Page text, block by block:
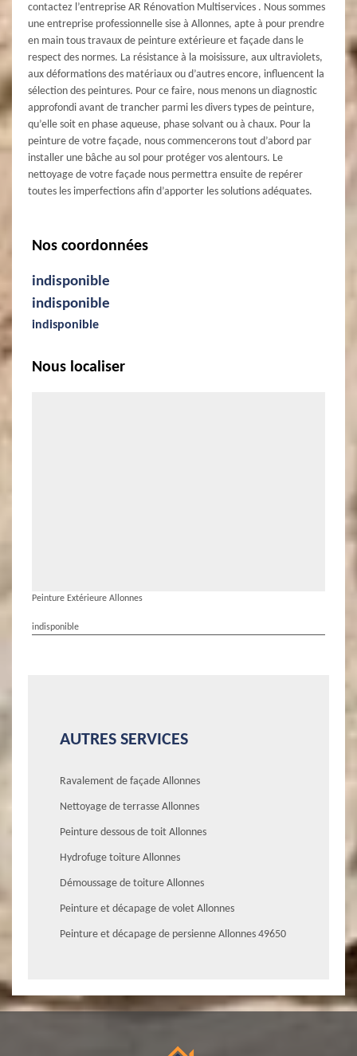
contactez l’entreprise AR Rénovation Multiservices . Nous sommes
une entreprise professionnelle sise à Allonnes, apte à pour prendre
en main tous travaux de peinture extérieure et façade dans le
respect des normes. La résistance à la moisissure, aux ultraviolets,
aux déformations des matériaux ou d’autres encore, influencent la
sélection des peintures. Pour ce faire, nous menons un diagnostic
approfondi avant de trancher parmi les divers types de peinture,
qu’elle soit en phase aqueuse, phase solvant ou à chaux. Pour la
peinture de votre façade, nous commencerons tout d’abord par
installer une bâche au sol pour protéger vos alentours. Le
nettoyage de votre façade nous permettra ensuite de repérer
toutes les imperfections afin d’apporter les solutions adéquates.
Nos coordonnées
indisponible
indisponible
indisponible
Nous localiser
Peinture Extérieure Allonnes
indisponible
AUTRES SERVICES
Ravalement de façade Allonnes
Nettoyage de terrasse Allonnes
Peinture dessous de toit Allonnes
Hydrofuge toiture Allonnes
Démoussage de toiture Allonnes
Peinture et décapage de volet Allonnes
Peinture et décapage de persienne Allonnes 49650